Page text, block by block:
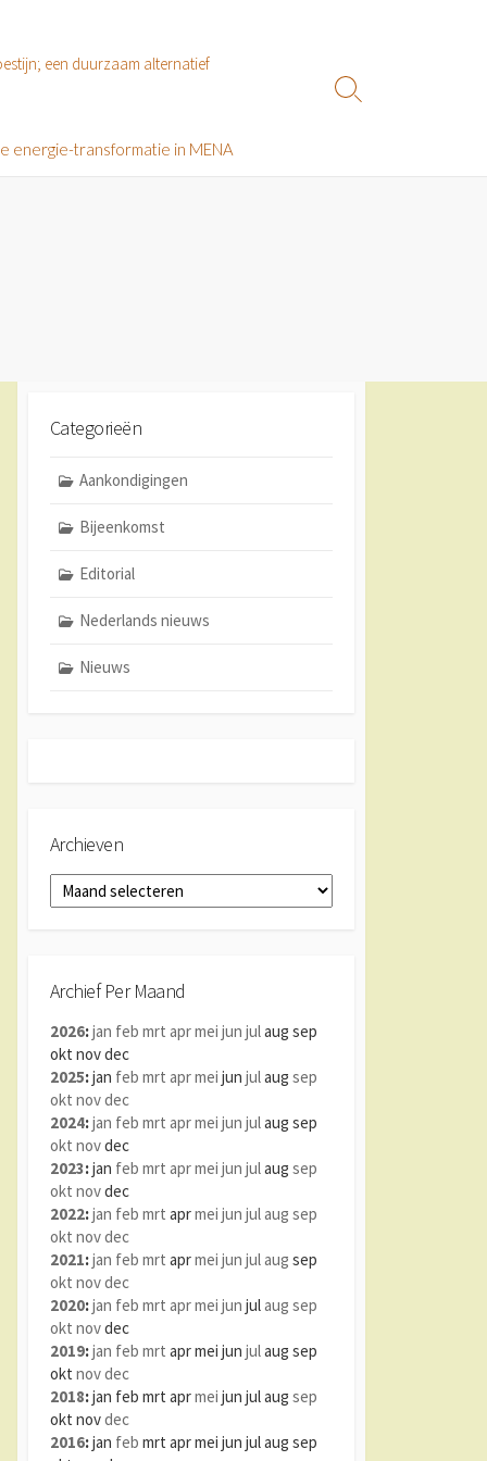
een duurzaam alternatief
energie-transformatie in MENA
Zoeken
Categorieën
Aankondigingen
Bijeenkomst
Editorial
Nederlands nieuws
Nieuws
Archieven
Archieven
Archief Per Maand
2026:jan feb mrt aprmei jun julaug sep
okt novdec
2025:jan feb mrt aprmei jun julaug sep
okt novdec
2024:jan feb mrt aprmei jun julaug sep
okt novdec
2023:jan feb mrt aprmei jun julaug sep
okt novdec
2022:jan feb mrt aprmei jun jul aug sep
okt novdec
2021:jan feb mrt aprmei jun jul aug sep
okt novdec
2020:jan feb mrt aprmei jun jul aug sep
okt novdec
2019:jan feb mrt aprmei jun julaug sep
okt novdec
2018:jan feb mrt aprmei jun julaug sep
okt novdec
2016:jan feb mrt aprmei jun julaug sep